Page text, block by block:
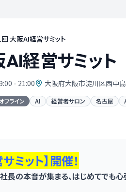
大阪AI経営サミット
経営サミット
- 21:00 大阪府大阪市淀川区西中
オフライン AI 経営者サロン 名古屋
ミット】 開催！
長の本音が集まる、はじめてでも